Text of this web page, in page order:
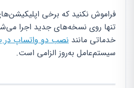
تنها روی نسخه‌های جدید اجرا
خدماتی مانند نصب دو واتساپ
سیستم‌عامل به‌روز الزامی است.